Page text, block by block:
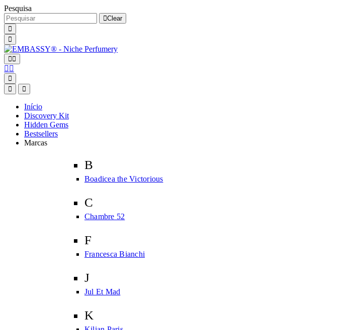
Pesquisa
Clear
Início
Discovery Kit
Hidden Gems
Bestsellers
Marcas
B
Boadicea the Victorious
C
Chambre 52
F
Francesca Bianchi
J
Jul Et Mad
K